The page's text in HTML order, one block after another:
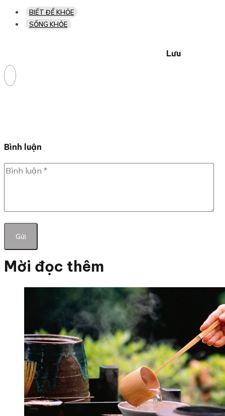
BIẾT ĐỂ KHỎE
SỐNG KHỎE
Lưu
Bình luận
Mời đọc thêm